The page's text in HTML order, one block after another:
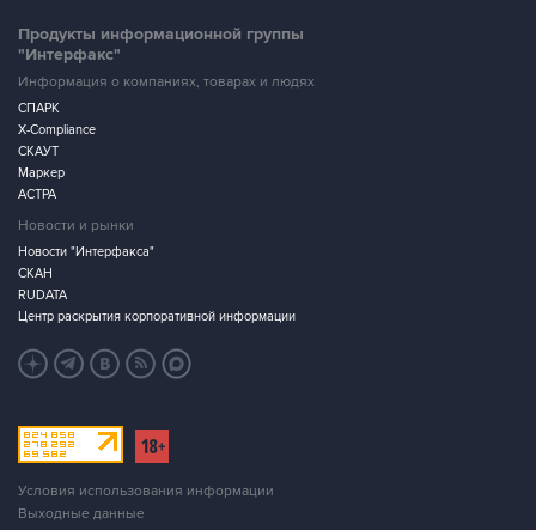
Продукты информационной группы
"Интерфакс"
Информация о компаниях, товарах и людях
СПАРК
X-Compliance
СКАУТ
Маркер
АСТРА
Новости и рынки
Новости "Интерфакса"
СКАН
RUDATA
Центр раскрытия корпоративной информации
Условия использования информации
Выходные данные